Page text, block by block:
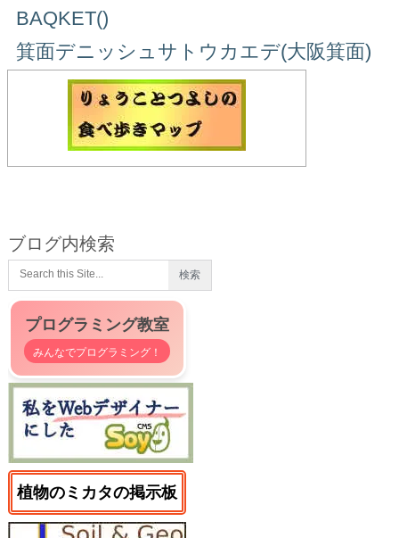
BAQKET()
箕面デニッシュサトウカエデ(大阪箕面)
ブログ内検索
プログラミング教室
みんなでプログラミング！
植物のミカタの掲示板